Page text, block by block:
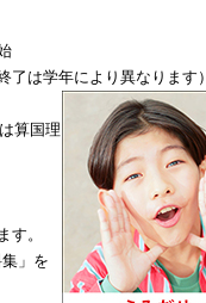
は学年により異なります）
算国理
す。
」を